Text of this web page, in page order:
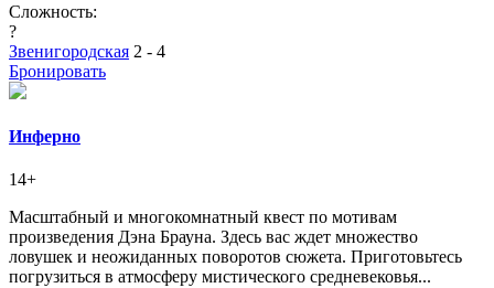
Сложность:
?
Звенигородская 2 - 4
Бронировать
Инферно
14+
Масштабный и многокомнатный квест по мотивам
произведения Дэна Брауна. Здесь вас ждет множество
ловушек и неожиданных поворотов сюжета. Приготовьтесь
погрузиться в атмосферу мистического средневековья...